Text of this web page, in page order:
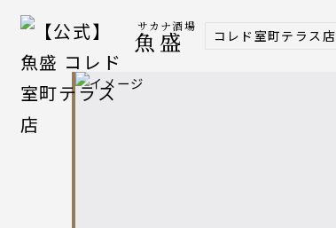
サカナ酒場
魚盛 コレド室町テラス店